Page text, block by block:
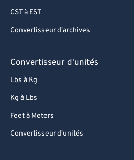
CST à EST
Convertisseur d'archives
Convertisseur d'unités
Lbs à Kg
Kg à Lbs
Feet à Meters
Convertisseur d'unités